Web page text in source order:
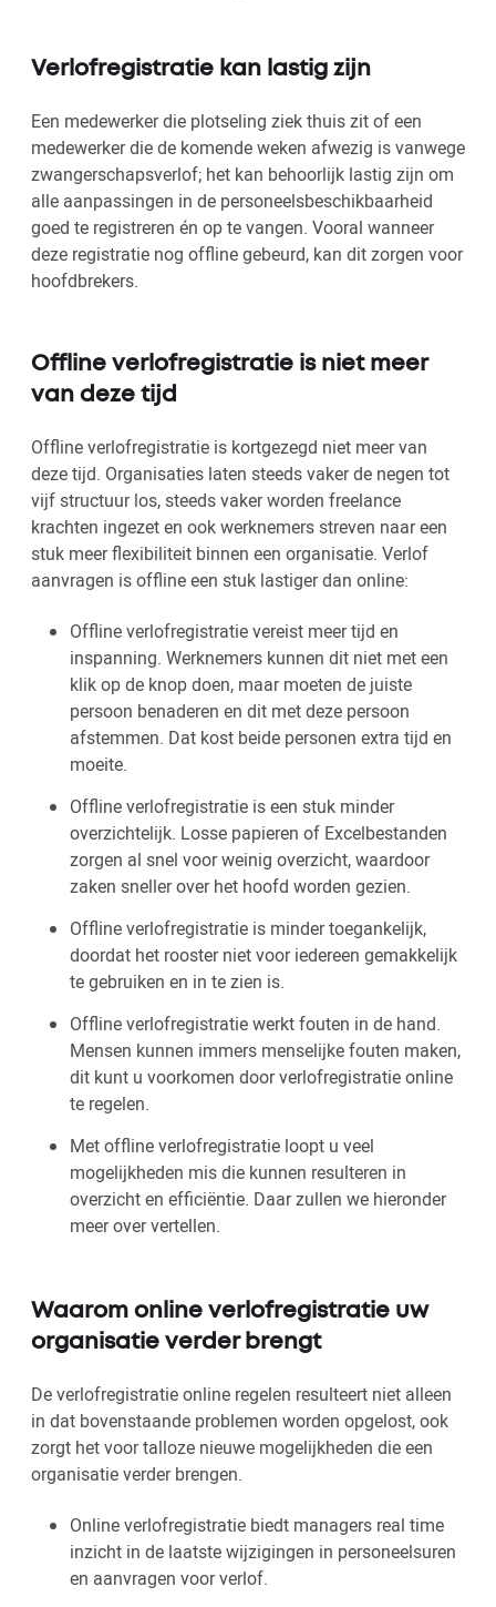
Verlofregistratie kan lastig zijn
Een medewerker die plotseling ziek thuis zit of een
medewerker die de komende weken afwezig is vanwege
zwangerschapsverlof; het kan behoorlijk lastig zijn om
alle aanpassingen in de personeelsbeschikbaarheid
goed te registreren én op te vangen. Vooral wanneer
deze registratie nog offline gebeurd, kan dit zorgen voor
hoofdbrekers.
Offline verlofregistratie is niet meer
van deze tijd
Offline verlofregistratie is kortgezegd niet meer van
deze tijd. Organisaties laten steeds vaker de negen tot
vijf structuur los, steeds vaker worden freelance
krachten ingezet en ook werknemers streven naar een
stuk meer flexibiliteit binnen een organisatie. Verlof
aanvragen is offline een stuk lastiger dan online:
Offline verlofregistratie vereist meer tijd en
inspanning. Werknemers kunnen dit niet met een
klik op de knop doen, maar moeten de juiste
persoon benaderen en dit met deze persoon
afstemmen. Dat kost beide personen extra tijd en
moeite.
Offline verlofregistratie is een stuk minder
overzichtelijk. Losse papieren of Excelbestanden
zorgen al snel voor weinig overzicht, waardoor
zaken sneller over het hoofd worden gezien.
Offline verlofregistratie is minder toegankelijk,
doordat het rooster niet voor iedereen gemakkelijk
te gebruiken en in te zien is.
Offline verlofregistratie werkt fouten in de hand.
Mensen kunnen immers menselijke fouten maken,
dit kunt u voorkomen door verlofregistratie online
te regelen.
Met offline verlofregistratie loopt u veel
mogelijkheden mis die kunnen resulteren in
overzicht en efficiëntie. Daar zullen we hieronder
meer over vertellen.
Waarom online verlofregistratie uw
organisatie verder brengt
De verlofregistratie online regelen resulteert niet alleen
in dat bovenstaande problemen worden opgelost, ook
zorgt het voor talloze nieuwe mogelijkheden die een
organisatie verder brengen.
Online verlofregistratie biedt managers real time
inzicht in de laatste wijzigingen in personeelsuren
en aanvragen voor verlof.